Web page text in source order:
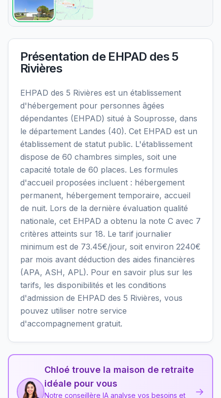
Présentation de EHPAD des 5
Rivières
EHPAD des 5 Rivières est un établissement
d'hébergement pour personnes âgées
dépendantes (EHPAD) situé à Souprosse, dans
le département Landes (40). Cet EHPAD est un
établissement de statut public. L'établissement
dispose de 60 chambres simples, soit une
capacité totale de 60 places. Les formules
d'accueil proposées incluent : hébergement
permanent, hébergement temporaire, accueil
de nuit. Lors de la dernière évaluation qualité
nationale, cet EHPAD a obtenu la note C avec 7
critères atteints sur 18. Le tarif journalier
minimum est de 73.45€/jour, soit environ 2240€
par mois avant déduction des aides financières
(APA, ASH, APL). Pour en savoir plus sur les
tarifs, les disponibilités et les conditions
d'admission de EHPAD des 5 Rivières, vous
pouvez utiliser notre service
d'accompagnement gratuit.
Chloé trouve la maison de retraite
idéale pour vous
Notre conseillère IA analyse vos besoins et
→